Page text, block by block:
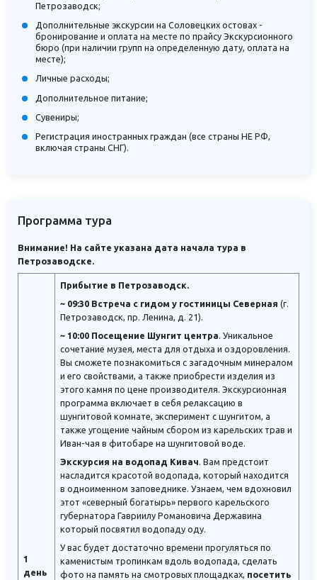
Петрозаводск;
Дополнительные экскурсии на Соловецких остовах -
бронирование и оплата на месте по прайсу Экскурсионного
бюро (при наличии групп на определенную дату, оплата на
месте);
Личные расходы;
Дополнительное питание;
Сувениры;
Регистрация иностранных граждан (все страны НЕ РФ,
включая страны СНГ).
Программа тура
Внимание! На сайте указана дата начала тура в
Петрозаводске.
1
день
Прибытие в Петрозаводск.
~ 09:30 Встреча с гидом у гостиницы Северная (г.
Петрозаводск, пр. Ленина, д. 21).
~ 10:00 Посещение Шунгит центра. Уникальное
сочетание музея, места для отдыха и оздоровления.
Вы сможете познакомиться с загадочным минералом
и его свойствами, а также приобрести изделия из
этого камня по цене производителя. Экскурсионная
программа включает в себя релаксацию в
шунгитовой комнате, эксперимент с шунгитом, а
также угощение чайным сбором из карельских трав и
Иван-чая в фитобаре на шунгитовой воде.
Экскурсия на водопад Кивач. Вам предстоит
насладится красотой водопада, который находится
в одноименном заповеднике. Узнаем, чем вдохновил
этот «северный богатырь» первого карельского
губернатора Гавриилу Романовича Державина
который посвятил водопаду оду.
У вас будет достаточно времени прогуляться по
каменистым тропинкам вдоль водопада, сделать
фото на память на смотровых площадках, посетить